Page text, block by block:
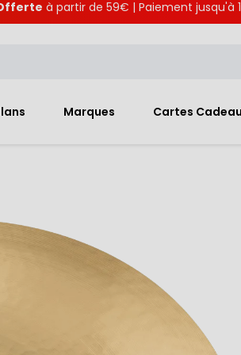
à partir de 59€ | Paiement jusqu'à
Marques Cartes